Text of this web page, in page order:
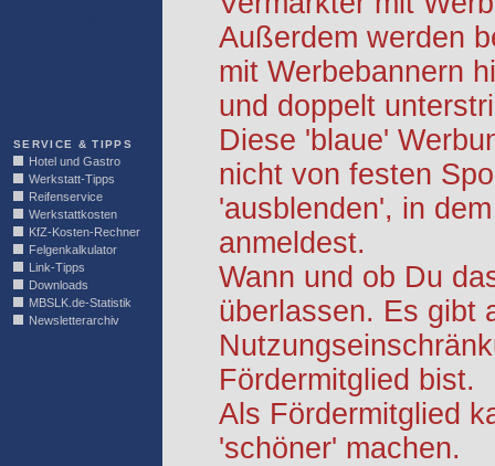
SERVICE & TIPPS
Hotel und Gastro
Werkstatt-Tipps
Reifenservice
Werkstattkosten
KfZ-Kosten-Rechner
Felgenkalkulator
Link-Tipps
Downloads
MBSLK.de-Statistik
Newsletterarchiv
Außerdem werden
mit Werbebannern
und doppelt
Diese 'blaue'
nicht von festen
'ausblenden', in
anmeldest.
Wann und ob Du
überlassen. Es gibt
Fördermitglied bist.
Als Fördermitglied
'schöner' machen.